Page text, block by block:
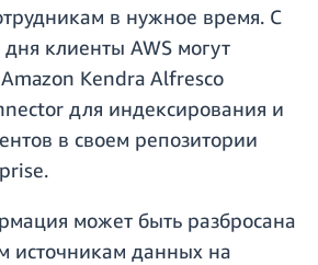
в нужное время. С
клиенты AWS могут
Amazon Kendra Alfresco
для индексирования и
в своем репозитории
может быть разбросана
источникам данных на